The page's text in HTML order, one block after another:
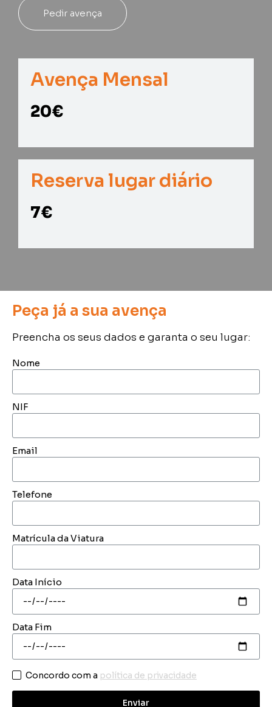
Pedir avença
Avença Mensal
20€
Reserva lugar diário
7€
Peça já a sua avença
Preencha os seus dados e garanta o seu lugar:
Nome
NIF
Email
Telefone
Matrícula da Viatura
Data Início
Data Fim
Concordo com a política de privacidade
Enviar